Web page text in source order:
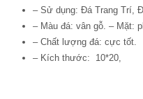
– Sử dụng: Đá Trang Trí,
– Màu đá: vân gỗ. – Mặt:
– Chất lượng đá: cực tốt.
– Kích thước: 10*20,